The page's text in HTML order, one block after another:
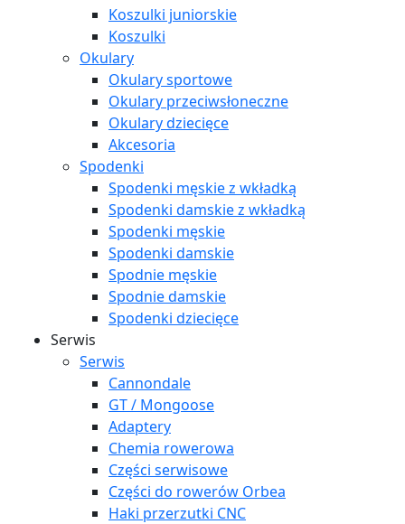
Koszulki juniorskie
Koszulki
Okulary
Okulary sportowe
Okulary przeciwsłoneczne
Okulary dziecięce
Akcesoria
Spodenki
Spodenki męskie z wkładką
Spodenki damskie z wkładką
Spodenki męskie
Spodenki damskie
Spodnie męskie
Spodnie damskie
Spodenki dziecięce
Serwis
Serwis
Cannondale
GT / Mongoose
Adaptery
Chemia rowerowa
Części serwisowe
Części do rowerów Orbea
Haki przerzutki CNC